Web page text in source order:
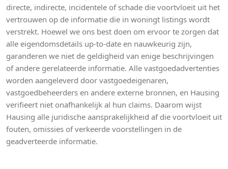
directe, indirecte, incidentele of schade die voortvloeit uit het
vertrouwen op de informatie die in woningt listings wordt
verstrekt. Hoewel we ons best doen om ervoor te zorgen dat
alle eigendomsdetails up-to-date en nauwkeurig zijn,
garanderen we niet de geldigheid van enige beschrijvingen
of andere gerelateerde informatie. Alle vastgoedadvertenties
worden aangeleverd door vastgoedeigenaren,
vastgoedbeheerders en andere externe bronnen, en Hausing
verifieert niet onafhankelijk al hun claims. Daarom wijst
Hausing alle juridische aansprakelijkheid af die voortvloeit uit
fouten, omissies of verkeerde voorstellingen in de
geadverteerde informatie.